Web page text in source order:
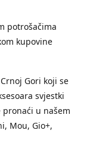
potrošačima
kupovine
Gori koji se
svjestki
u našem
Mou, Gio+,